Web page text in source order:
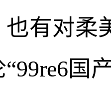
有对柔
国